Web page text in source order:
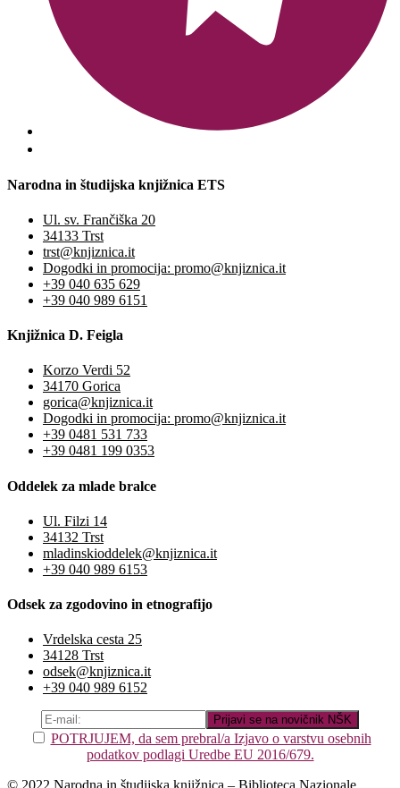
Narodna in študijska knjižnica ETS
Ul. sv. Frančiška 20
34133 Trst
trst@knjiznica.it
Dogodki in promocija: promo@knjiznica.it
+39 040 635 629
+39 040 989 6151
Knjižnica D. Feigla
Korzo Verdi 52
34170 Gorica
gorica@knjiznica.it
Dogodki in promocija: promo@knjiznica.it
+39 0481 531 733
+39 0481 199 0353
Oddelek za mlade bralce
Ul. Filzi 14
34132 Trst
mladinskioddelek@knjiznica.it
+39 040 989 6153
Odsek za zgodovino in etnografijo
Vrdelska cesta 25
34128 Trst
odsek@knjiznica.it
+39 040 989 6152
POTRJUJEM, da sem prebral/a Izjavo o varstvu osebnih
podatkov podlagi Uredbe EU 2016/679.